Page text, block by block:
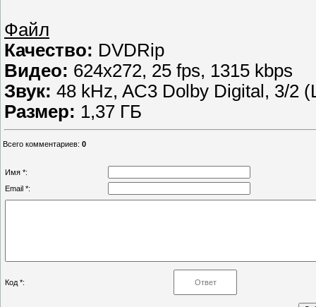
Файл
Качество: DVDRip
Видео: 624x272, 25 fps, 1315 kbps
Звук: 48 kHz, AC3 Dolby Digital, 3/2
Размер: 1,37 ГБ
Всего комментариев: 0
Имя *:
Email *:
Код *: